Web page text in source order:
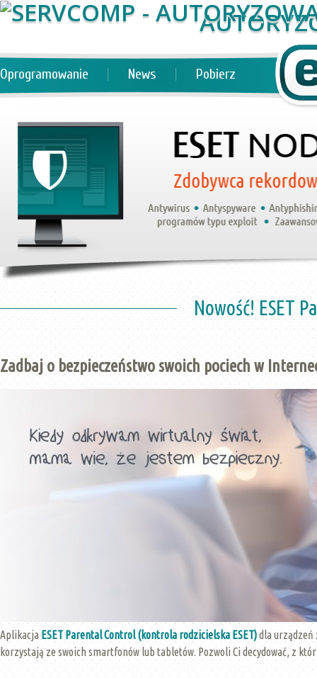
Oprogramowanie News Pobierz
Nowość! ESET
Zadbaj o bezpieczeństwo swoich pociech w
Aplikacja ESET Parental Control (kontrola rodzicielska ESET)dla urządzeń
korzystają ze swoich smartfonów lub tabletów. Pozwoli Ci decydować, z